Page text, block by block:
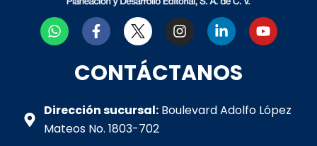
W
h
p
p
F
a
e
b
o
k
-
I
n
t
a
r
L
i
k
e
i
Y
o
e
CONTÁCTANOS
Dirección sucursal: Boulevard Adolfo López
Mateos No. 1803-702